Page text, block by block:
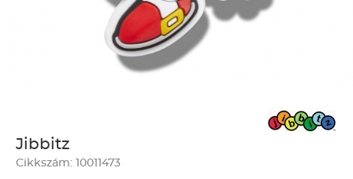
Jibbitz
Cikkszám: 10011473